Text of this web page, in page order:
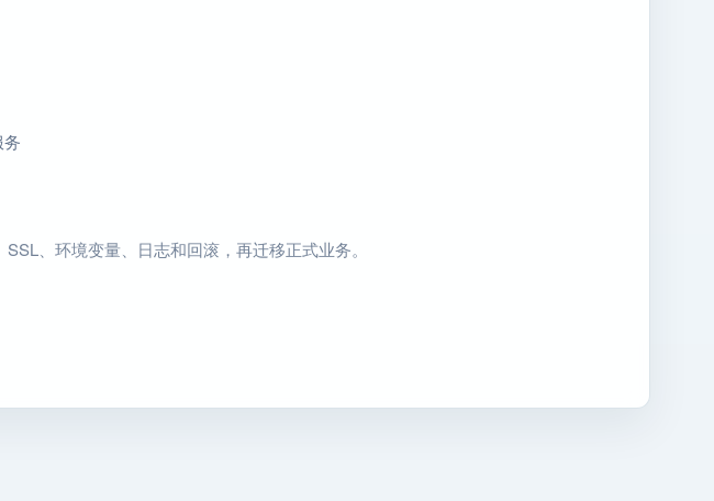
、环境变量、日志和回滚，再迁移正式业务。